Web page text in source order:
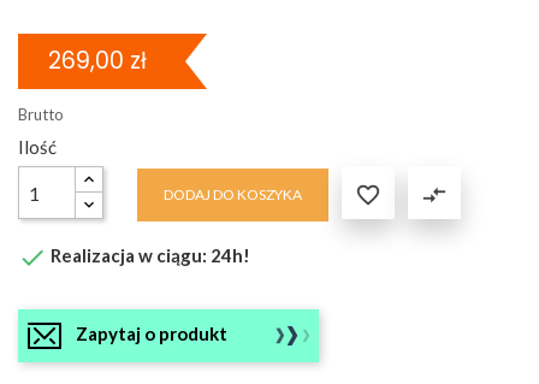
269,00 zł
Brutto
Ilość
DODAJ DO KOSZYKA  compare_arrows
 Realizacja w ciągu: 24h!
Zapytaj o produkt